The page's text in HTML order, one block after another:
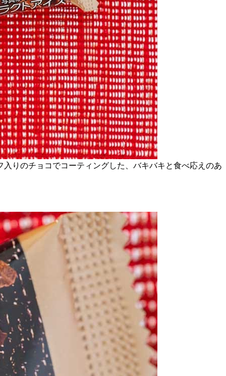
りのチョコでコーティングした、バキバキと食べ応えのあ